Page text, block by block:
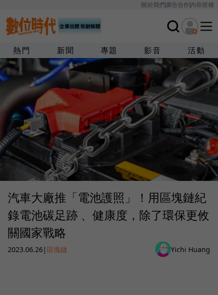
關於我們廣告合作內容授權
熱門 新聞 專題 影音 活動
汽車大廠推「電池護照」！用區塊鏈紀
錄電池碳足跡 、健康度，除了環保更攸
關國家戰略
2023.06.26| 區塊鏈 Yichi Huang